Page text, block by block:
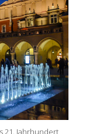
21. Jahrhundert